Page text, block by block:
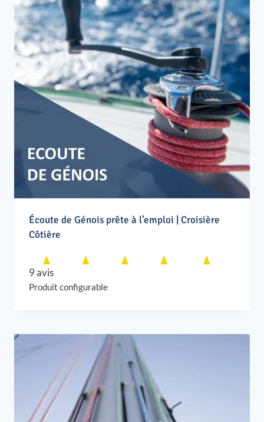
Écoute de Génois prête à l’emploi | Croisière
Côtière
9 avis
Produit configurable